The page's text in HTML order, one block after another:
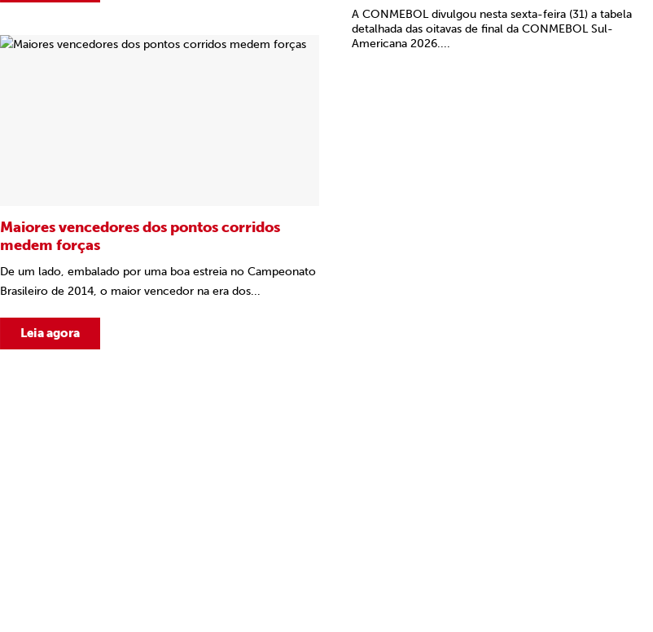
Maiores vencedores dos pontos corridos
medem forças
De um lado, embalado por uma boa estreia no Campeonato
Brasileiro de 2014, o maior vencedor na era dos...
Leia agora
A CONMEBOL divulgou nesta sexta-feira (31) a tabela
detalhada das oitavas de final da CONMEBOL Sul-
Americana 2026....